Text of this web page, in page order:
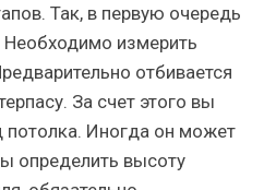
Так, в первую очередь
Необходимо измерить
отбивается
За счет этого вы
потолка. Иногда он может
определить высоту